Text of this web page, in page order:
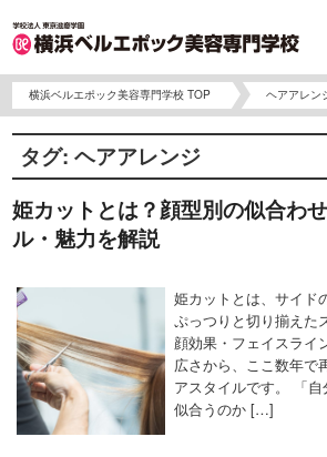
横浜ベルエポック美容専門学校 TOP ヘアアレン
タグ:ヘアアレンジ
姫カットとは？顔型別の似合わ
ル・魅力を解説
姫カットとは、サイド
ぷっつりと切り揃えた
顔効果・フェイスライ
広さから、ここ数年で
アスタイルです。 「
似合うのか […]